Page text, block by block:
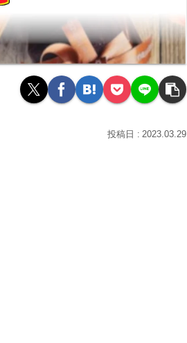
2023.03.29